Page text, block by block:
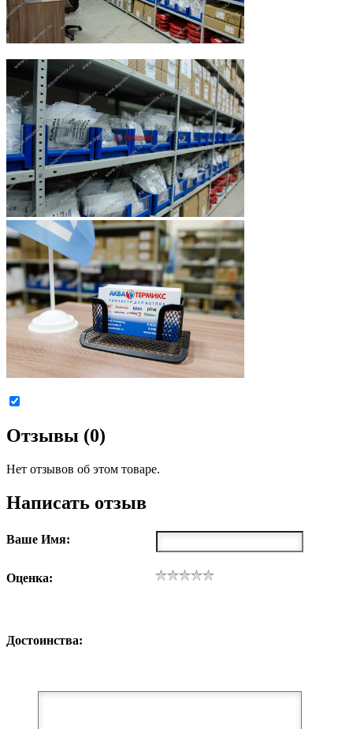
Отзывы (0)
Нет отзывов об этом товаре.
Написать отзыв
Ваше Имя:
Оценка:
Достоинства: